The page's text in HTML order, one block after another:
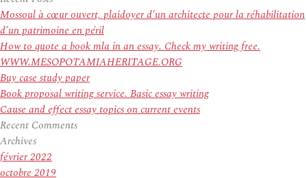
:Mossoul à cœur ouvert, plaidoyer d’un architecte pour la réhabilitation
d’un patrimoine en péril
How to quote a book mla in an essay. Check my writing free.
WWW.MESOPOTAMIAHERITAGE.ORG
Buy case study paper
Book proposal writing service. Basic essay writing
Cause and effect essay topics on current events
Recent Comments
Archives
février 2022
octobre 2019